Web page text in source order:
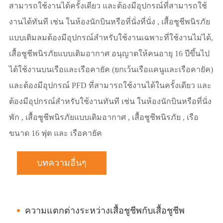
สามารถใช้งานได้ครั้งเดียว และต้องมีอุปกรณ์ที่สามารถใช้
งานได้ทันที เช่น ในห้องนักบินหรือที่นั่งที่นั่ง , เสื้อชูชีพนิรภัย
แบบเติมลมต้องมีอุปกรณ์สําหรับใช้งานเฉพาะที่ใช้งานไม่ได้,
เสื้อชูชีพนิรภัยแบบเติมอากาศ อนุญาตให้คนอายุ 16 ปีขึ้นไป
ได้ใช้งานบนเรือและเรือคายัค (ยกเว้นเรือแคนูและเรือคายัค)
และต้องมีอุปกรณ์ PFD ที่สามารถใช้งานได้ในครั้งเดียว และ
ต้องมีอุปกรณ์สําหรับใช้งานทันที เช่น ในห้องนักบินหรือที่นั่ง
พัก , เสื้อชูชีพนิรภัยแบบเติมอากาศ , เสื้อชูชีพนิรภัย , เรือ
ขนาด 16 ฟุต และ เรือคายัค
บทความอื่นๆ
ความแตกต่างระหว่างเสื้อชูชีพกับเสื้อชูชีพ